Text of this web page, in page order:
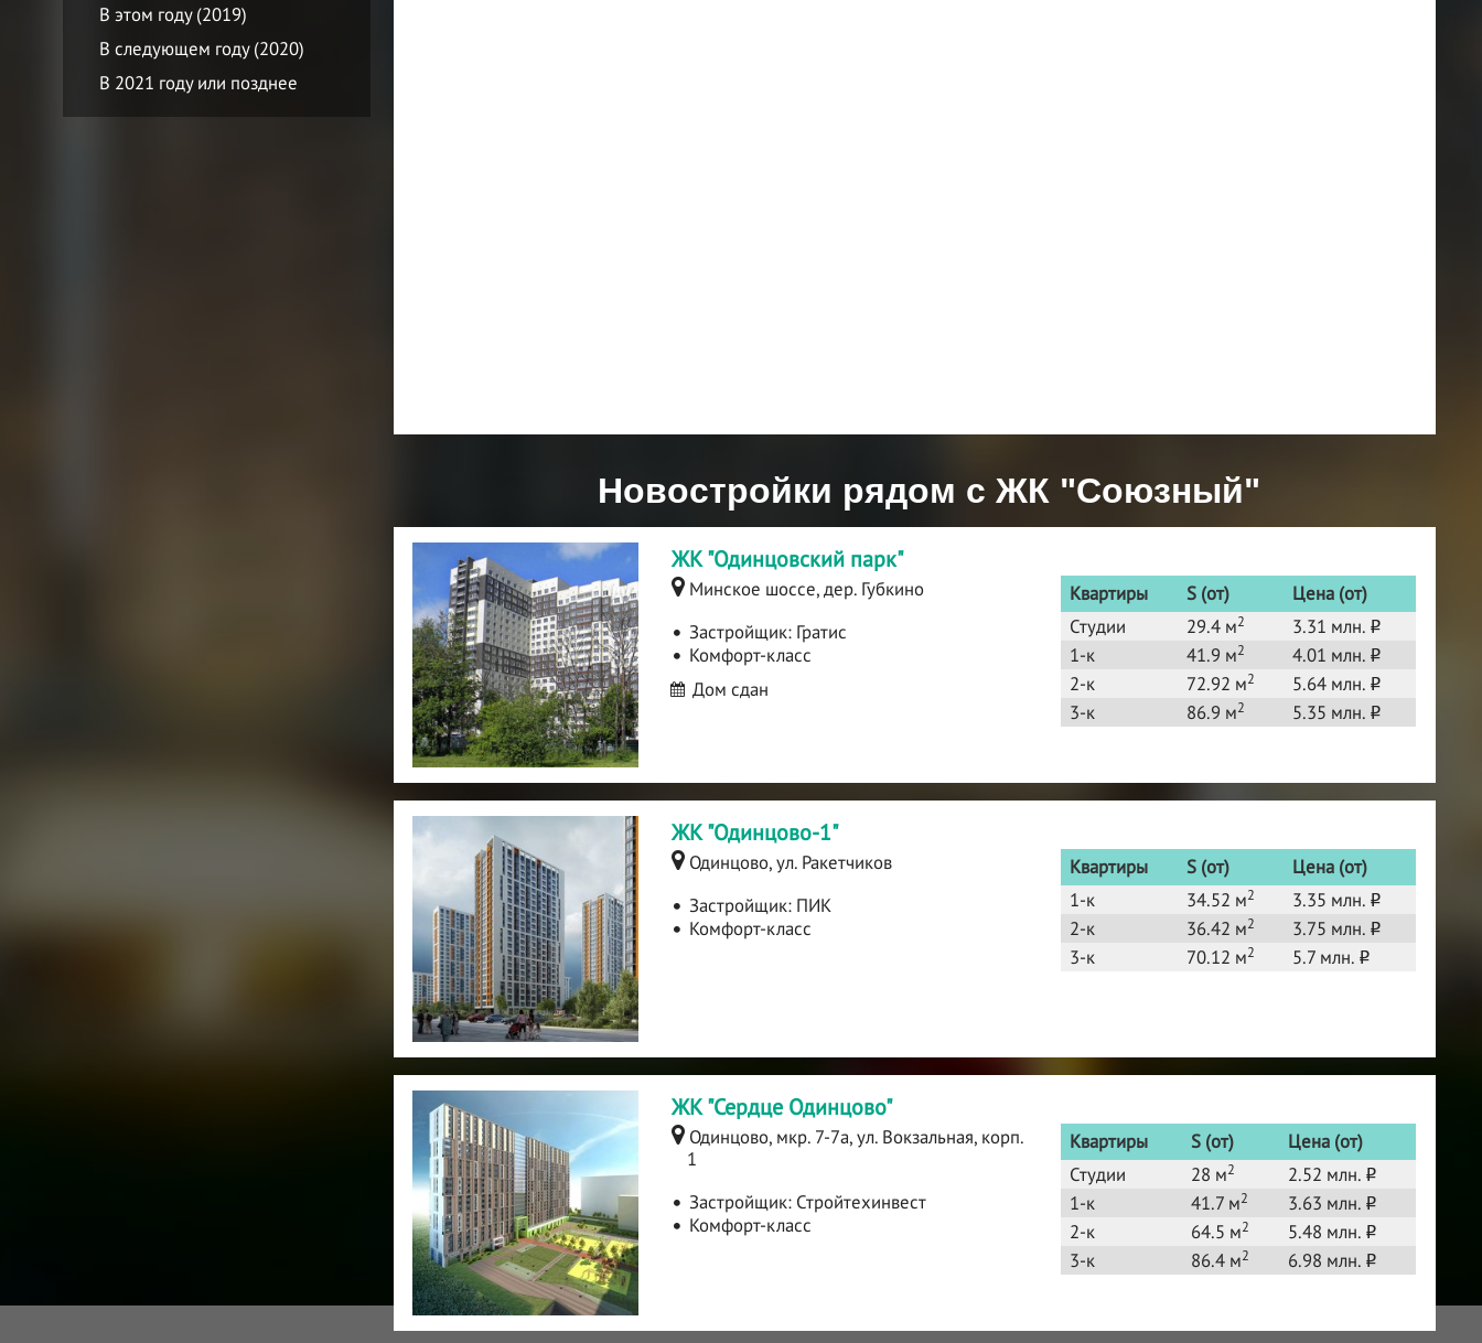
В этом году (2019)
В следующем году (2020)
В 2021 году или позднее
Новостройки рядом с ЖК "Союзный"
ЖК "Одинцовский парк"
Минское шоссе, дер. Губкино
Застройщик: Гратис
Комфорт-класс
Дом сдан
Квартиры S (от)
Цена (от)
Студии
29.4 м2 3.31 млн. o
1-к 41.9 м2 4.01 млн. o
2-к 72.92 м2 5.64 млн. o
3-к 86.9 м2 5.35 млн. o
ЖК "Одинцово-1"
Одинцово, ул. Ракетчиков
Застройщик: ПИК
Комфорт-класс
Квартиры S (от)
Цена (от)
1-к
34.52 м2 3.35 млн. o
2-к 36.42 м2 3.75 млн. o
3-к 70.12 м2 5.7 млн. o
ЖК "Сердце Одинцово"
Одинцово, мкр. 7-7а, ул. Вокзальная, корп.
1
Застройщик: Стройтехинвест
Комфорт-класс
Квартиры S (от)
Цена (от)
Студии
28 м2 2.52 млн. o
1-к 41.7 м2 3.63 млн. o
2-к 64.5 м2 5.48 млн. o
3-к 86.4 м2 6.98 млн. o